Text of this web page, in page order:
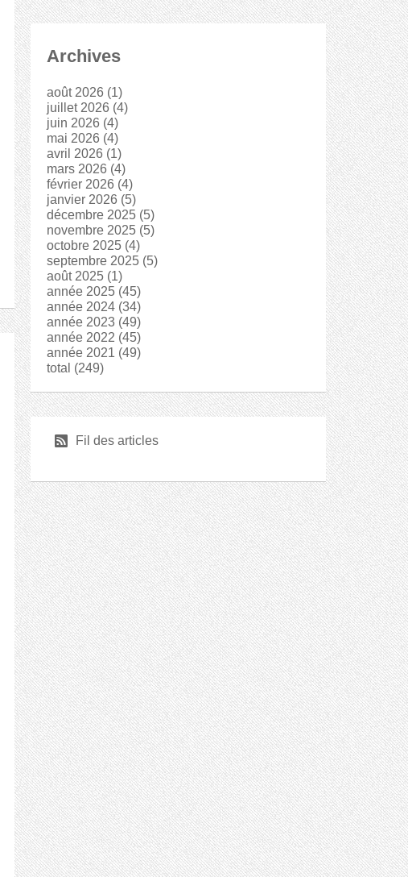
Archives
août 2026 (1)
juillet 2026 (4)
juin 2026 (4)
mai 2026 (4)
avril 2026 (1)
mars 2026 (4)
février 2026 (4)
janvier 2026 (5)
décembre 2025 (5)
novembre 2025 (5)
octobre 2025 (4)
septembre 2025 (5)
août 2025 (1)
année 2025 (45)
année 2024 (34)
année 2023 (49)
année 2022 (45)
année 2021 (49)
total (249)
r Fil des articles